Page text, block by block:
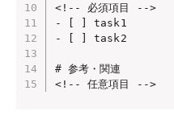
<!-- 必須項目 -->
- [ ] task1
- [ ] task2
# 参考・関連
<!-- 任意項目 -->